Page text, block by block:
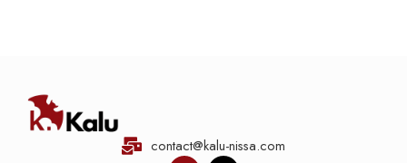
contact@kalu-nissa.com